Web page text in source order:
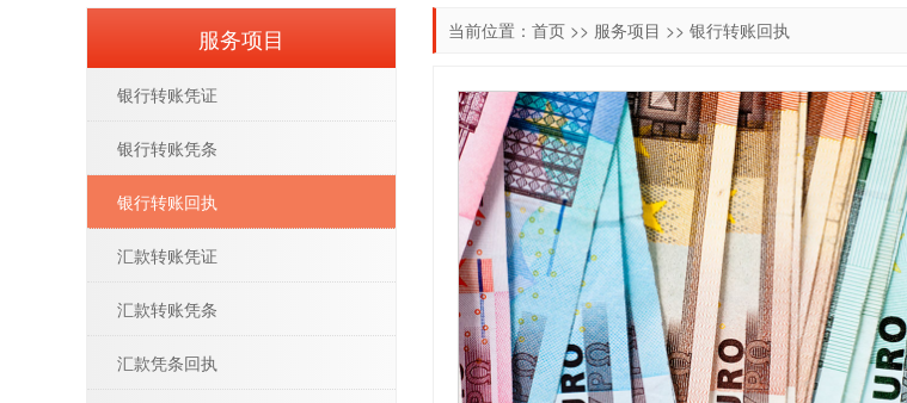
当前位置： 首页 >> 服务项目 >> 银行转账回执
服务项目
银行转账凭证
银行转账凭条
银行转账回执
汇款转账凭证
汇款转账凭条
汇款凭条回执